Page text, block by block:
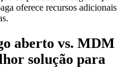
oferece recursos adicionais
aberto vs. MDM
solução para